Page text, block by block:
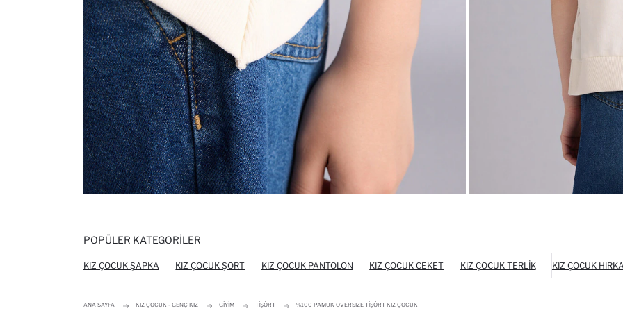
POPÜLER KATEGORILER
KIZ ÇOCUK ŞAPKA KIZ ÇOCUK ŞORT KIZ ÇOCUK PANTOLON KIZ ÇOCUK CEKET KIZ ÇOCUK TERLIK KIZ ÇOCUK
ANA SAYFA KIZ ÇOCUK - GENÇ KIZ GIYIM TIŞÖRT %100 PAMUK OVERSIZE TIŞÖRT KIZ ÇOCUK